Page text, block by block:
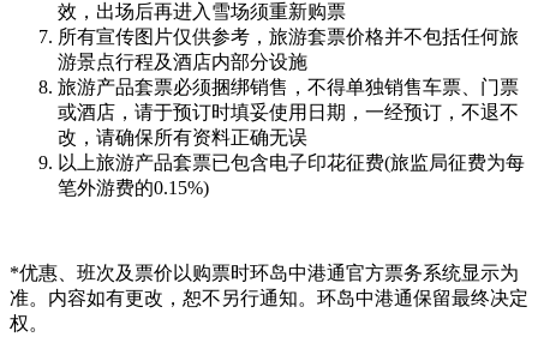
效，出场后再进入雪场须重新购票
所有宣传图片仅供参考，旅游套票价格并不包括任何旅
游景点行程及酒店内部分设施
旅游产品套票必须捆绑销售，不得单独销售车票、门票
或酒店，请于预订时填妥使用日期，一经预订，不退不
改，请确保所有资料正确无误
以上旅游产品套票已包含电子印花征费(旅监局征费为每
笔外游费的0.15%)
*优惠、班次及票价以购票时环岛中港通官方票务系统显示为
准。内容如有更改，恕不另行通知。环岛中港通保留最终决定
权。